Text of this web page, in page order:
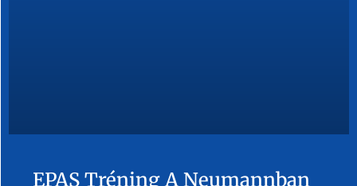
EPAS Tréning A Neumannban